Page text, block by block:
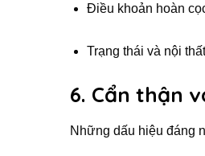
Điều khoản hoàn
Trạng thái và nội
6. Cẩn thận
Những dấu hiệu đáng